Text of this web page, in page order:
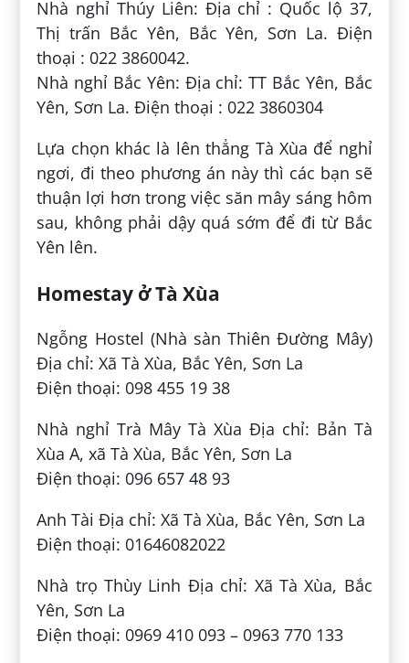
Nhà nghỉ Thúy Liên: Địa chỉ : Quốc lộ 37,
Thị trấn Bắc Yên, Bắc Yên, Sơn La. Điện
thoại : 022 3860042.
Nhà nghỉ Bắc Yên: Địa chỉ: TT Bắc Yên, Bắc
Yên, Sơn La. Điện thoại : 022 3860304
Lựa chọn khác là lên thẳng Tà Xùa để nghỉ
ngơi, đi theo phương án này thì các bạn sẽ
thuận lợi hơn trong việc săn mây sáng hôm
sau, không phải dậy quá sớm để đi từ Bắc
Yên lên.
Homestay ở Tà Xùa
Ngỗng Hostel (Nhà sàn Thiên Đường Mây)
Địa chỉ: Xã Tà Xùa, Bắc Yên, Sơn La
Điện thoại: 098 455 19 38
Nhà nghỉ Trà Mây Tà Xùa Địa chỉ: Bản Tà
Xùa A, xã Tà Xùa, Bắc Yên, Sơn La
Điện thoại: 096 657 48 93
Anh Tài Địa chỉ: Xã Tà Xùa, Bắc Yên, Sơn La
Điện thoại: 01646082022
Nhà trọ Thùy Linh Địa chỉ: Xã Tà Xùa, Bắc
Yên, Sơn La
Điện thoại: 0969 410 093 – 0963 770 133